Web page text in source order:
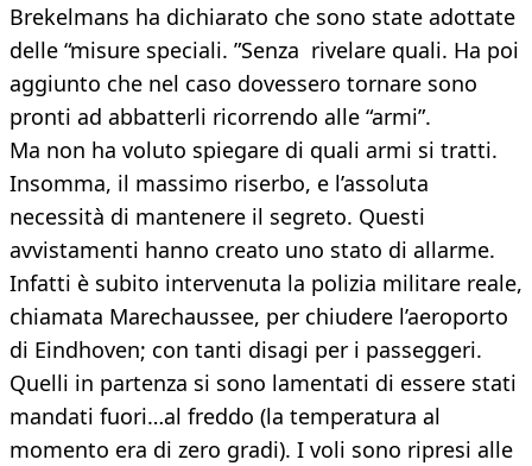
Brekelmans ha dichiarato che sono state adottate
delle “misure speciali. ”Senza rivelare quali. Ha poi
aggiunto che nel caso dovessero tornare sono
pronti ad abbatterli ricorrendo alle “armi”.
Ma non ha voluto spiegare di quali armi si tratti.
Insomma, il massimo riserbo, e l’assoluta
necessità di mantenere il segreto. Questi
avvistamenti hanno creato uno stato di allarme.
Infatti è subito intervenuta la polizia militare reale,
chiamata Marechaussee, per chiudere l’aeroporto
di Eindhoven; con tanti disagi per i passeggeri.
Quelli in partenza si sono lamentati di essere stati
mandati fuori…al freddo (la temperatura al
momento era di zero gradi). I voli sono ripresi alle